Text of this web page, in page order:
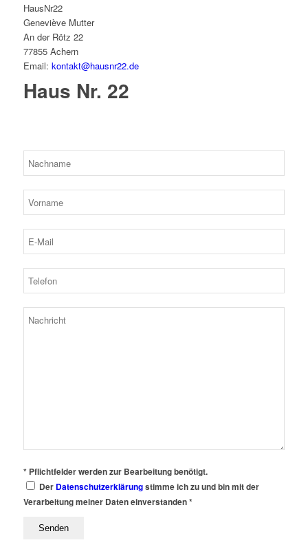
HausNr22
Geneviève Mutter
An der Rötz 22
77855 Achern
Email: kontakt@hausnr22.de
Haus Nr. 22
* Pflichtfelder werden zur Bearbeitung benötigt.
Der Datenschutzerklärungstimme ich zu und bin mit der
Verarbeitung meiner Daten einverstanden *